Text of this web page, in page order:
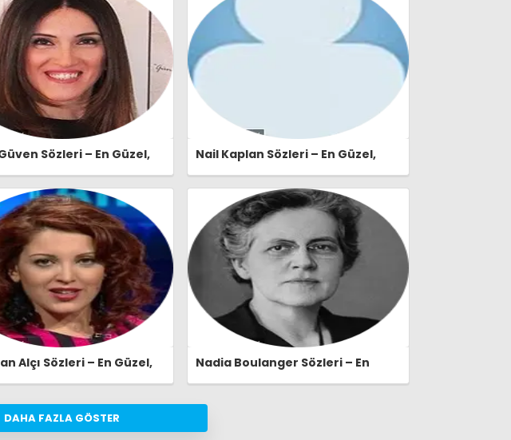
Sözleri – En Güzel,
Nail Kaplan Sözleri – En Güzel,
Alçı Sözleri – En Güzel,
Nadia Boulanger Sözleri – En
Ozlusozler.com
DAHA FAZLA GÖSTER